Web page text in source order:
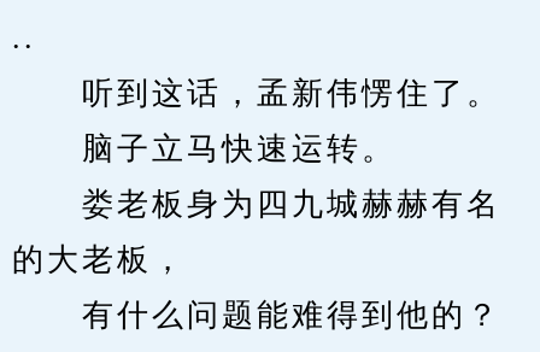
..
听到这话，孟新伟愣住了。
脑子立马快速运转。
娄老板身为四九城赫赫有名
的大老板，
有什么问题能难得到他的？